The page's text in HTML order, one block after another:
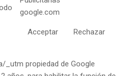
google.com
Acceptar Rechazar
_utm propiedad de Google